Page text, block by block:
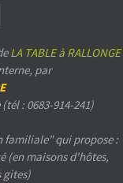
LA TABLE à RALLONGE
par
: 0683-914-241)
familiale" qui propose :
(en maisons d'hôtes,
gites)